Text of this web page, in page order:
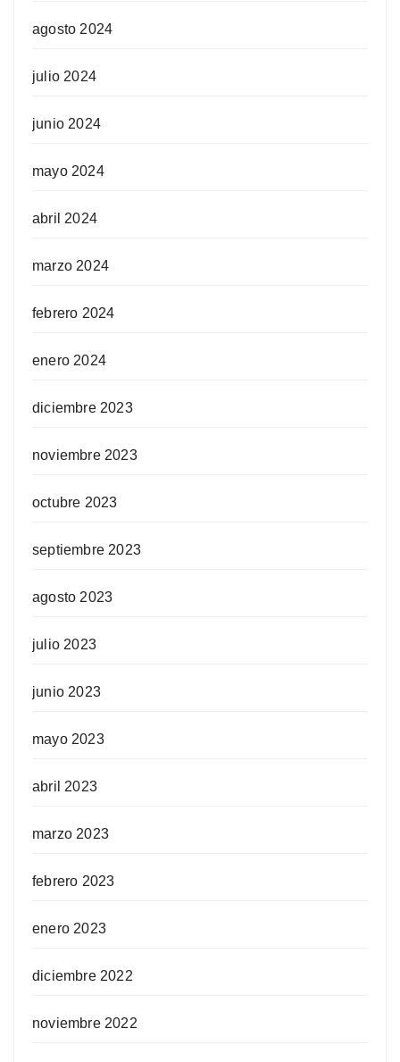
agosto 2024
julio 2024
junio 2024
mayo 2024
abril 2024
marzo 2024
febrero 2024
enero 2024
diciembre 2023
noviembre 2023
octubre 2023
septiembre 2023
agosto 2023
julio 2023
junio 2023
mayo 2023
abril 2023
marzo 2023
febrero 2023
enero 2023
diciembre 2022
noviembre 2022